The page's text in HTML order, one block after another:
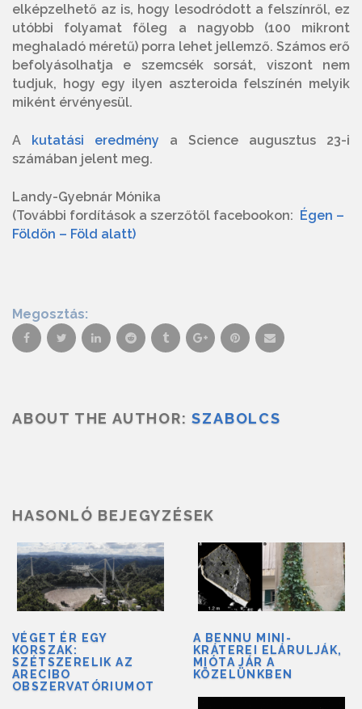
elképzelhető az is, hogy lesodródott a felszínről, ez
utóbbi folyamat főleg a nagyobb (100 mikront
meghaladó méretű) porra lehet jellemző. Számos erő
befolyásolhatja e szemcsék sorsát, viszont nem
tudjuk, hogy egy ilyen aszteroida felszínén melyik
miként érvényesül.
A kutatási eredmény a Science augusztus 23-i
számában jelent meg.
Landy-Gyebnár Mónika
(További fordítások a szerzőtől facebookon: Égen –
Földön – Föld alatt)
Megosztás:
ABOUT THE AUTHOR:SZABOLCS
HASONLÓ BEJEGYZÉSEK
VÉGET ÉR EGY
KORSZAK:
SZÉTSZERELIK AZ
ARECIBO
OBSZERVATÓRIUMOT
A BENNU MINI-
KRÁTEREI ELÁRULJÁK,
MIÓTA JÁR A
KÖZELÜNKBEN